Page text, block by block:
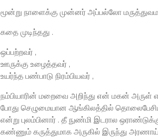
மூன்று நாளைக்கு முன்னர் அப்பல்லோ
கதை முடிந்தது .
ஒப்பற்றவர் ,
ஊருக்கு உழைத்தவர் ,
உயர்ந்த பண்பாடு நிரம்பியவர் ,
நம்பியாரின் மறைவை அறிந்து என் மகன்
போது செழுமையான ஆங்கிலத்தில்
என்று புலம்பினார் . தீ நுண்மி இடரால
கண்ணும் கருத்துமாக அருகில் இருந்து அரணாய்